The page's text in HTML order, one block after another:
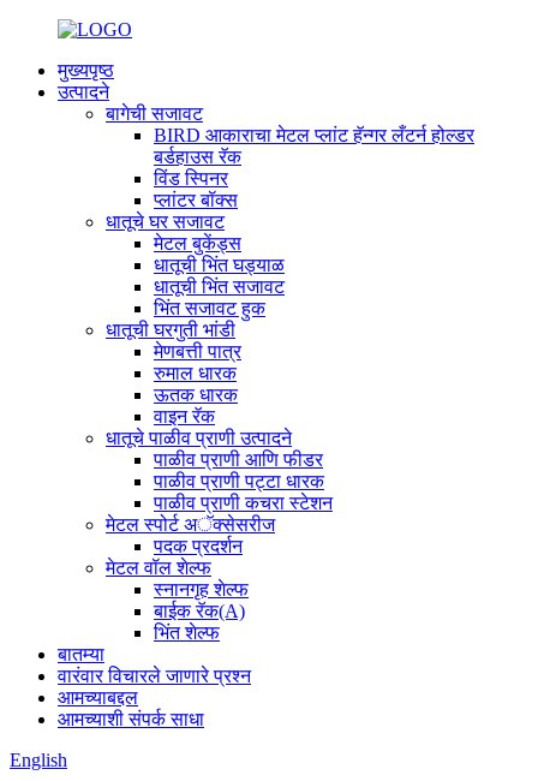
मुख्यपृष्ठ
उत्पादने
बागेची सजावट
BIRD आकाराचा मेटल प्लांट हॅन्गर लँटर्न होल्डर
बर्डहाउस रॅक
विंड स्पिनर
प्लांटर बॉक्स
धातूचे घर सजावट
मेटल बुकेंड्स
धातूची भिंत घड्याळ
धातूची भिंत सजावट
भिंत सजावट हुक
धातूची घरगुती भांडी
मेणबत्ती पात्र
रुमाल धारक
ऊतक धारक
वाइन रॅक
धातूचे पाळीव प्राणी उत्पादने
पाळीव प्राणी आणि फीडर
पाळीव प्राणी पट्टा धारक
पाळीव प्राणी कचरा स्टेशन
मेटल स्पोर्ट अॅक्सेसरीज
पदक प्रदर्शन
मेटल वॉल शेल्फ
स्नानगृह शेल्फ
बाईक रॅक(A)
भिंत शेल्फ
बातम्या
वारंवार विचारले जाणारे प्रश्न
आमच्याबद्दल
आमच्याशी संपर्क साधा
English